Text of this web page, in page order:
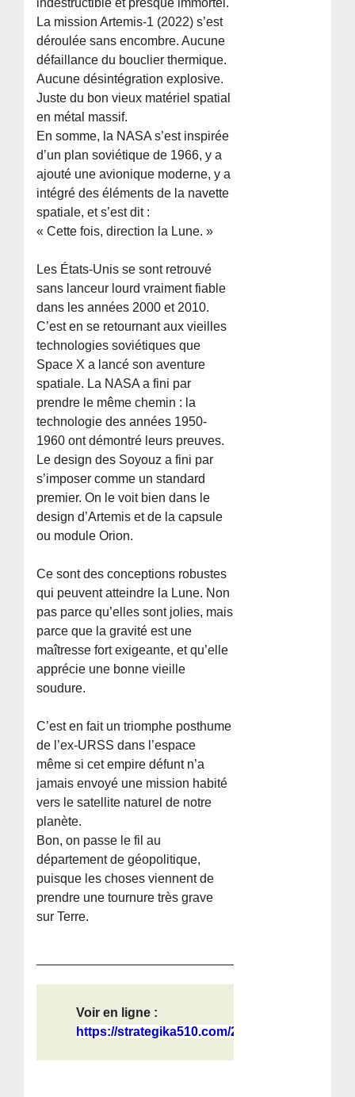
indestructible et presque immortel.
La mission Artemis-1 (2022) s’est
déroulée sans encombre. Aucune
défaillance du bouclier thermique.
Aucune désintégration explosive.
Juste du bon vieux matériel spatial
en métal massif.
En somme, la NASA s’est inspirée
d’un plan soviétique de 1966, y a
ajouté une avionique moderne, y a
intégré des éléments de la navette
spatiale, et s’est dit :
« Cette fois, direction la Lune. »
Les États-Unis se sont retrouvé
sans lanceur lourd vraiment fiable
dans les années 2000 et 2010.
C’est en se retournant aux vieilles
technologies soviétiques que
Space X a lancé son aventure
spatiale. La NASA a fini par
prendre le même chemin : la
technologie des années 1950-
1960 ont démontré leurs preuves.
Le design des Soyouz a fini par
s’imposer comme un standard
premier. On le voit bien dans le
design d’Artemis et de la capsule
ou module Orion.
Ce sont des conceptions robustes
qui peuvent atteindre la Lune. Non
pas parce qu’elles sont jolies, mais
parce que la gravité est une
maîtresse fort exigeante, et qu’elle
apprécie une bonne vieille
soudure.
C’est en fait un triomphe posthume
de l’ex-URSS dans l’espace
même si cet empire défunt n’a
jamais envoyé une mission habité
vers le satellite naturel de notre
planète.
Bon, on passe le fil au
département de géopolitique,
puisque les choses viennent de
prendre une tournure très grave
sur Terre.
Voir en ligne :
https://strategika510.com/2026/04/0...